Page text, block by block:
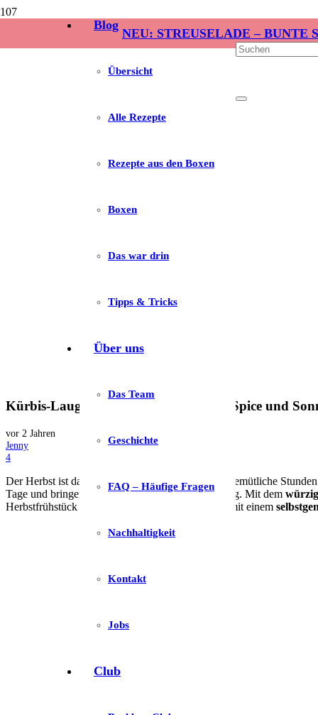
NEU: STREUSELADE – BUNTE
Blog
Übersicht
Alle Rezepte
Rezepte aus den Boxen
Boxen
Das war drin
Tipps & Tricks
Über uns
Das Team
Geschichte
FAQ – Häufige Fragen
Nachhaltigkeit
Kontakt
Jobs
Club
Kürbis-Laugenbrötchen mit Pumpkin Spice und
vor 2 Jahren
Jenny
4Kommentare
Der Herbst ist da und endlich beginnt die Zeit für gemütliche
Tage und bringen dich garantiert in Herbststimmung. Mit dem
Herbstfrühstück oder Brunch. Perfekt abgerundet mit einem